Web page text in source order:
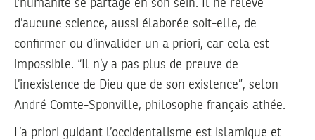
l’humanité se partage en son sein. Il ne relève
d’aucune science, aussi élaborée soit-elle, de
confirmer ou d’invalider un a priori, car cela est
impossible. “Il n’y a pas plus de preuve de
l’inexistence de Dieu que de son existence”, selon
André Comte-Sponville, philosophe français athée.
L’a priori guidant l’occidentalisme est islamique et